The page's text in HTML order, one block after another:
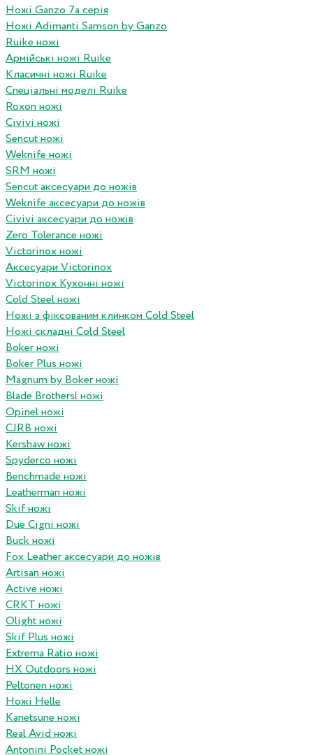
Ножі Ganzo 7а серія
Ножі Adimanti Samson by Ganzo
Ruike ножі
Армійські ножі Ruike
Класичні ножі Ruike
Спеціальні моделі Ruike
Roxon ножi
Civivi ножі
Sencut ножі
Weknife ножі
SRM ножі
Sencut аксесуари до ножів
Weknife аксесуари до ножів
Civivi аксесуари до ножів
Zero Tolerance ножі
Victorinox ножі
Аксесуари Victorinox
Victorinox Кухонні ножі
Cold Steel ножі
Ножі з фіксованим клинком Cold Steel
Ножі складні Cold Steel
Boker ножі
Boker Plus ножі
Magnum by Boker ножі
Blade Brothersl ножі
Opinel ножі
CJRB ножі
Kershaw ножі
Spyderco ножі
Benchmade ножі
Leatherman ножі
Skif ножі
Due Cigni ножі
Buck ножі
Fox Leather аксесуари до ножів
Artisan ножі
Active ножі
CRKT ножі
Olight ножі
Skif Plus ножі
Extrema Ratio ножі
HX Outdoors ножі
Peltonen ножі
Ножі Helle
Kanetsune ножі
Real Avid ножі
Antonini Pocket ножі